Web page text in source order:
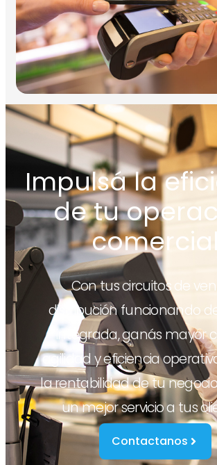
Impulsá la
de tu
comercial
Con tus circuitos de
distribución funcionando
integrada, ganás mayor
agilidad y eficiencia
la rentabilidad de tu
un mejor servicio a tus
Contactanos